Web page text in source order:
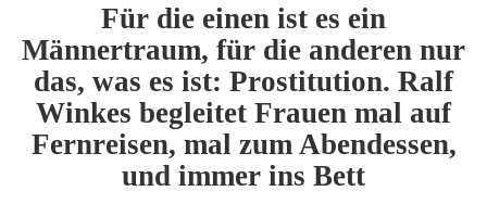
Für die einen ist es ein
Männertraum, für die anderen nur
das, was es ist: Prostitution. Ralf
Winkes begleitet Frauen mal auf
Fernreisen, mal zum Abendessen,
und immer ins Bett